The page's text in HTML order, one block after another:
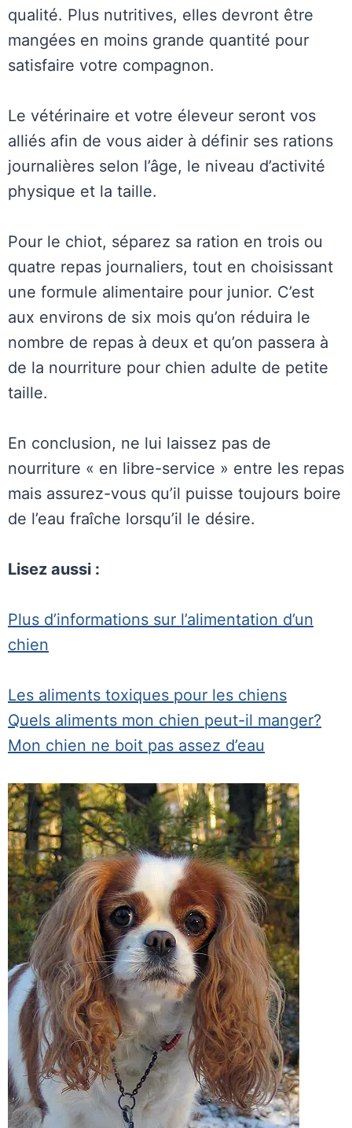
qualité. Plus nutritives, elles devront être
mangées en moins grande quantité pour
satisfaire votre compagnon.
Le vétérinaire et votre éleveur seront vos
alliés afin de vous aider à définir ses rations
journalières selon l’âge, le niveau d’activité
physique et la taille.
Pour le chiot, séparez sa ration en trois ou
quatre repas journaliers, tout en choisissant
une formule alimentaire pour junior. C’est
aux environs de six mois qu’on réduira le
nombre de repas à deux et qu’on passera à
de la nourriture pour chien adulte de petite
taille.
En conclusion, ne lui laissez pas de
nourriture « en libre-service » entre les repas
mais assurez-vous qu’il puisse toujours boire
de l’eau fraîche lorsqu’il le désire.
Lisez aussi :
Plus d’informations sur l’alimentation d’un
chien
Les aliments toxiques pour les chiens
Quels aliments mon chien peut-il manger?
Mon chien ne boit pas assez d’eau